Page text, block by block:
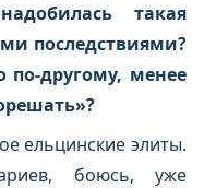
такая
последствиями?
по-другому, менее
ельцинские элиты.
боюсь, уже